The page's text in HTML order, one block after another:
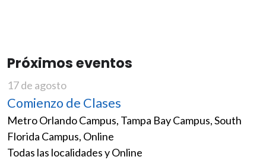
Próximos eventos
17 de agosto
Comienzo de Clases
Metro Orlando Campus, Tampa Bay Campus, South
Florida Campus, Online
Todas las localidades y Online